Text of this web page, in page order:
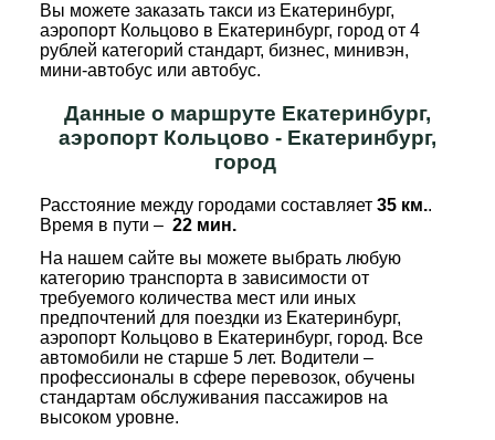
Вы можете заказать такси из Екатеринбург,
аэропорт Кольцово в Екатеринбург, город от 4
рублей категорий стандарт, бизнес, минивэн,
мини-автобус или автобус.
Данные о маршруте Екатеринбург,
аэропорт Кольцово - Екатеринбург,
город
Расстояние между городами составляет 35 км..
Время в пути – 22 мин.
На нашем сайте вы можете выбрать любую
категорию транспорта в зависимости от
требуемого количества мест или иных
предпочтений для поездки из Екатеринбург,
аэропорт Кольцово в Екатеринбург, город. Все
автомобили не старше 5 лет. Водители –
профессионалы в сфере перевозок, обучены
стандартам обслуживания пассажиров на
высоком уровне.